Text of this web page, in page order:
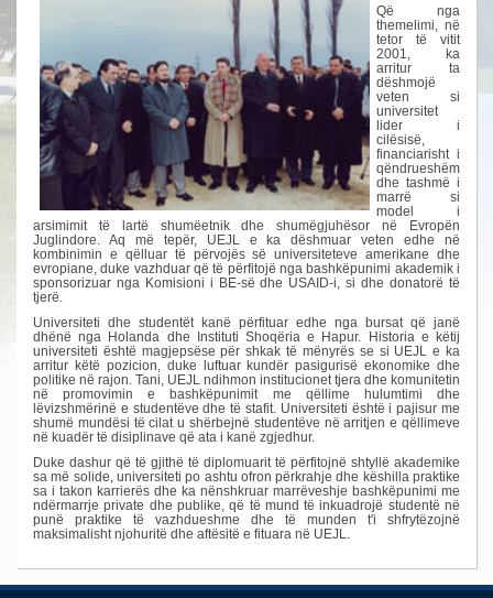
Që nga
themelimi, në
tetor të vitit
2001, ka
arritur ta
dëshmojë
veten si
universitet
lider i
cilësisë,
financiarisht i
qëndrueshëm
dhe tashmë i
marrë si
model i
arsimimit të lartë shumëetnik dhe shumëgjuhësor në Evropën
Juglindore. Aq më tepër, UEJL e ka dëshmuar veten edhe në
kombinimin e qëlluar të përvojës së universiteteve amerikane dhe
evropiane, duke vazhduar që të përfitojë nga bashkëpunimi akademik i
sponsorizuar nga Komisioni i BE-së dhe USAID-i, si dhe donatorë të
tjerë.
Universiteti dhe studentët kanë përfituar edhe nga bursat që janë
dhënë nga Holanda dhe Instituti Shoqëria e Hapur. Historia e këtij
universiteti është magjepsëse për shkak të mënyrës se si UEJL e ka
arritur këtë pozicion, duke luftuar kundër pasigurisë ekonomike dhe
politike në rajon. Tani, UEJL ndihmon institucionet tjera dhe komunitetin
në promovimin e bashkëpunimit me qëllime hulumtimi dhe
lëvizshmërinë e studentëve dhe të stafit. Universiteti është i pajisur me
shumë mundësi të cilat u shërbejnë studentëve në arritjen e qëllimeve
në kuadër të disiplinave që ata i kanë zgjedhur.
Duke dashur që të gjithë të diplomuarit të përfitojnë shtyllë akademike
sa më solide, universiteti po ashtu ofron përkrahje dhe këshilla praktike
sa i takon karrierës dhe ka nënshkruar marrëveshje bashkëpunimi me
ndërmarrje private dhe publike, që të mund të inkuadrojë studentë në
punë praktike të vazhdueshme dhe të munden t'i shfrytëzojnë
maksimalisht njohuritë dhe aftësitë e fituara në UEJL.